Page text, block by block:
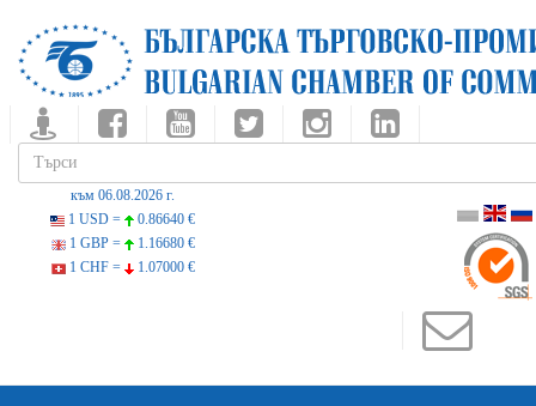
към 06.08.2026 г.
1 USD =
0.86640 €
1 GBP =
1.16680 €
1 CHF =
1.07000 €